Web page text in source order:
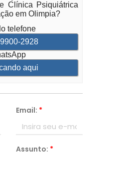
Clínica Psiquiátrica
em Olimpia?
telefone
2928
aqui
Email: *
Assunto: *